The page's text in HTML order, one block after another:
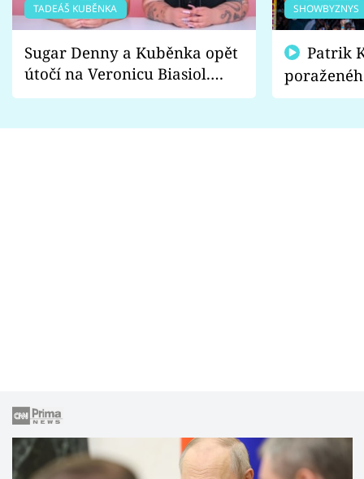
TADEÁŠ KUBĚNKA
Sugar Denny a Kuběnka opět
útočí na Veronicu Biasiol.
Proč je podle nich falešná a
SHOWBYZNYS
fanoušci